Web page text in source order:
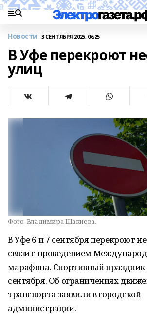
Новости 3 СЕНТЯБРЯ 2025, 06:25
В Уфе перекроют
улиц
Фото: Владимира Шакиева.
В Уфе 6 и 7 сентября перекроют
связи с проведением
марафона. Спортивный праздник
сентября. Об ограничениях
транспорта заявили в городской
администрации.